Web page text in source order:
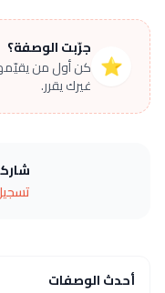
⭐
جرّبت الوصفة؟
كن أول من
غيرك يقرر.
أحدث الوصفات